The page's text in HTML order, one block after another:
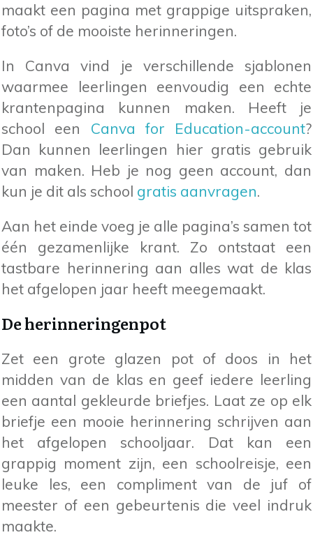
maakt een pagina met grappige uitspraken,
foto’s of de mooiste herinneringen.
In Canva vind je verschillende sjablonen
waarmee leerlingen eenvoudig een echte
krantenpagina kunnen maken. Heeft je
school een Canva for Education-account?
Dan kunnen leerlingen hier gratis gebruik
van maken. Heb je nog geen account, dan
kun je dit als school gratis aanvragen.
Aan het einde voeg je alle pagina’s samen tot
één gezamenlijke krant. Zo ontstaat een
tastbare herinnering aan alles wat de klas
het afgelopen jaar heeft meegemaakt.
De herinneringenpot
Zet een grote glazen pot of doos in het
midden van de klas en geef iedere leerling
een aantal gekleurde briefjes. Laat ze op elk
briefje een mooie herinnering schrijven aan
het afgelopen schooljaar. Dat kan een
grappig moment zijn, een schoolreisje, een
leuke les, een compliment van de juf of
meester of een gebeurtenis die veel indruk
maakte.